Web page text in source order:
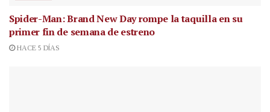
Spider-Man: Brand New Day rompe la taquilla en su
primer fin de semana de estreno
HACE 5 DÍAS